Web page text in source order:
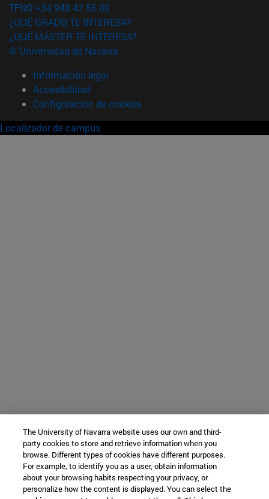
TFNO +34 948 42 56 00
¿QUÉ GRADO TE INTERESA?
¿QUÉ MÁSTER TE INTERESA?
© Universidad de Navarra
Información legal
Accesibilidad
Configuración de cookies
Localizador de campus
The University of Navarra website uses our own and third-
party cookies to store and retrieve information when you
browse. Different types of cookies have different purposes.
For example, to identify you as a user, obtain information
about your browsing habits respecting your privacy, or
personalize how the content is displayed. You can select the